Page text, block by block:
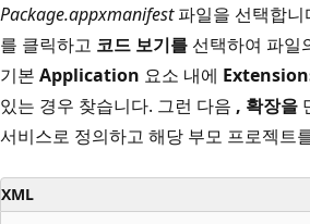
Package.appxmanifest파일을 선택합니
를 클릭하고 코드 보기를 선택하여 파일
기본 Application 요소 내에
있는 경우 찾습니다. 그런 다음 , 확장을
서비스로 정의하고 해당 부모 프로젝트
XML